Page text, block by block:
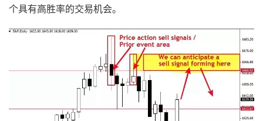
个具有高胜率的交易机会。